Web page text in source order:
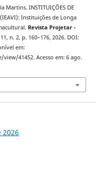
Martins. INSTITUIÇÕES DE
(IEAVI): Instituições de Longa
Revista Projetar -
n. 2, p. 160–176, 2026. DOI:
em:
41452. Acesso em: 6 ago.
2026